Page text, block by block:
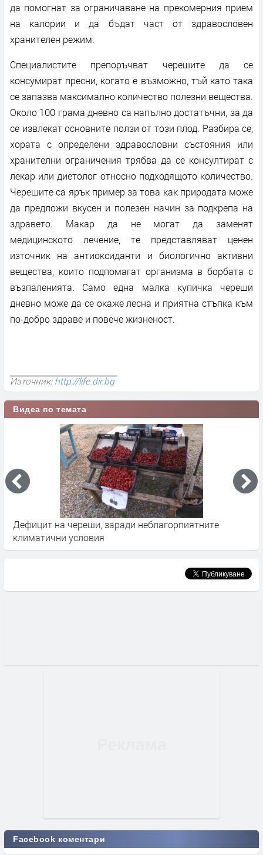
да помогнат за ограничаване на прекомерния прием
на калории и да бъдат част от здравословен
хранителен режим.
Специалистите препоръчват черешите да се
консумират пресни, когато е възможно, тъй като така
се запазва максимално количество полезни вещества.
Около 100 грама дневно са напълно достатъчни, за да
се извлекат основните ползи от този плод. Разбира се,
хората с определени здравословни състояния или
хранителни ограничения трябва да се консултират с
лекар или диетолог относно подходящото количество.
Черешите са ярък пример за това как природата може
да предложи вкусен и полезен начин за подкрепа на
здравето. Макар да не могат да заменят
медицинското лечение, те представляват ценен
източник на антиоксиданти и биологично активни
вещества, които подпомагат организма в борбата с
възпаленията. Само една малка купичка череши
дневно може да се окаже лесна и приятна стъпка към
по-добро здраве и повече жизненост.
Източник:http://life.dir.bg
Видеа по темата
Дефицит на череши, заради неблагорпиятните
климатични условия
Facebook коментари